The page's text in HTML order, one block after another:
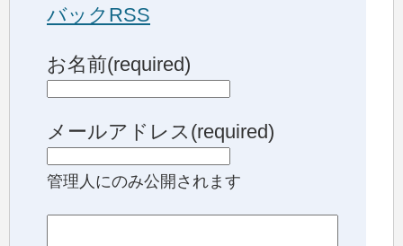
バックRSS
お名前(required)
メールアドレス(required)
管理人にのみ公開されます